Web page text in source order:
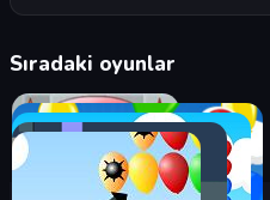
Sıradaki oyunlar